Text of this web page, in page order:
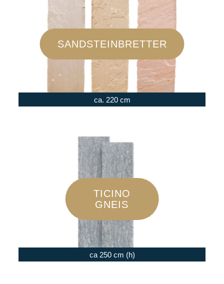
SANDSTEINBRETTER
ca. 220 cm
TICINO
GNEIS
ca 250 cm (h)